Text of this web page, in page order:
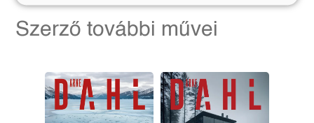
Szerző további művei